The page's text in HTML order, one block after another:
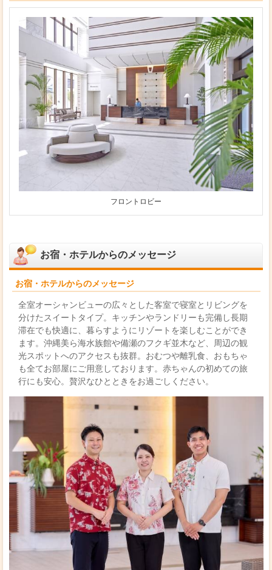
フロントロビー
お宿・ホテルからのメッセージ
お宿・ホテルからのメッセージ
全室オーシャンビューの広々とした客室で寝室とリビングを
分けたスイートタイプ。キッチンやランドリーも完備し長期
滞在でも快適に、暮らすようにリゾートを楽しむことができ
ます。沖縄美ら海水族館や備瀬のフクギ並木など、周辺の観
光スポットへのアクセスも抜群。おむつや離乳食、おもちゃ
も全てお部屋にご用意しております。赤ちゃんの初めての旅
行にも安心。贅沢なひとときをお過ごしください。